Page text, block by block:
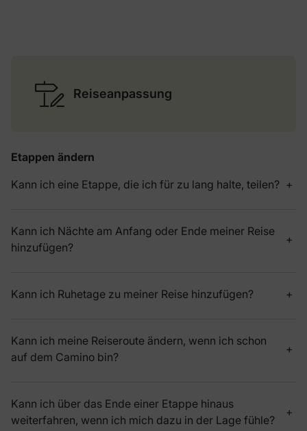
Reiseanpassung
Etappen ändern
Kann ich eine Etappe, die ich für zu lang halte, teilen?
Kann ich Nächte am Anfang oder Ende meiner Reise
hinzufügen?
Kann ich Ruhetage zu meiner Reise hinzufügen?
Kann ich meine Reiseroute ändern, wenn ich schon
auf dem Camino bin?
Kann ich über das Ende einer Etappe hinaus
weiterfahren, wenn ich mich dazu in der Lage fühle?